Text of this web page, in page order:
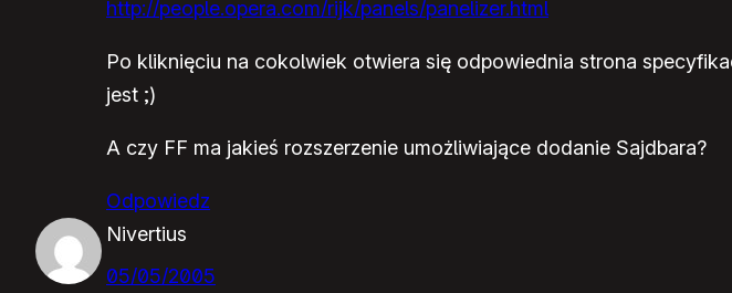
http://people.opera.com/rijk/panels/panelizer.html
Po kliknięciu na cokolwiek otwiera się odpowiednia strona
jest ;)
A czy FF ma jakieś rozszerzenie umożliwiające dodanie Sajdbara?
Odpowiedz
Nivertius
05/05/2005